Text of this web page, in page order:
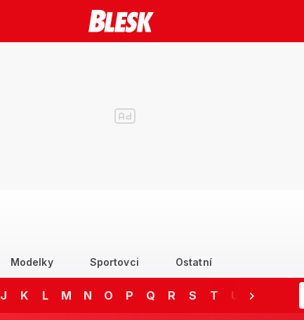
Modelky Sportovci Ostatní
J K L M N O P Q R S T U V